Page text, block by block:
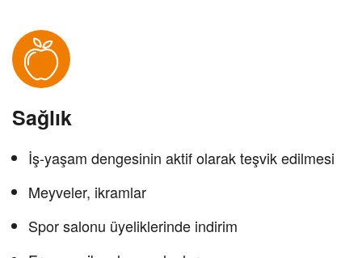
Sağlık
İş-yaşam dengesinin aktif olarak teşvik edilmesi
Meyveler, ikramlar
Spor salonu üyeliklerinde indirim